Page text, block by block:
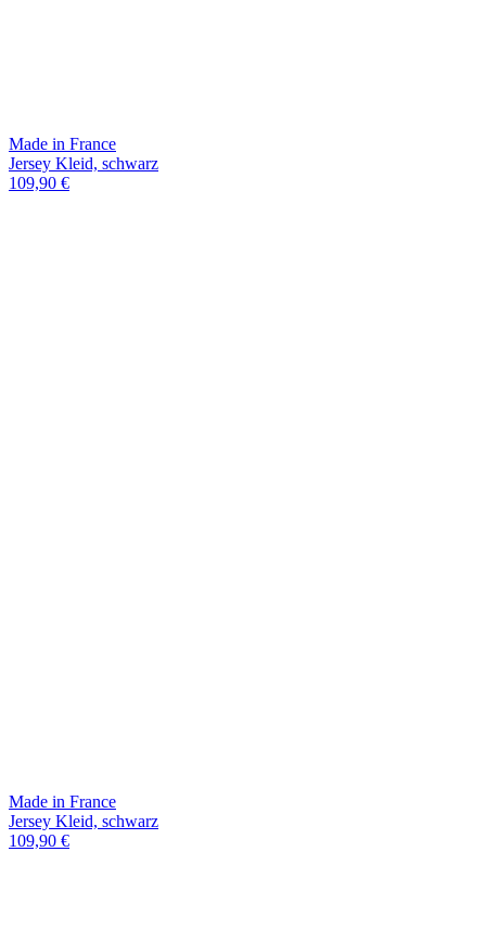
Made in France
Jersey Kleid, schwarz
109,90 €
Made in France
Jersey Kleid, schwarz
109,90 €